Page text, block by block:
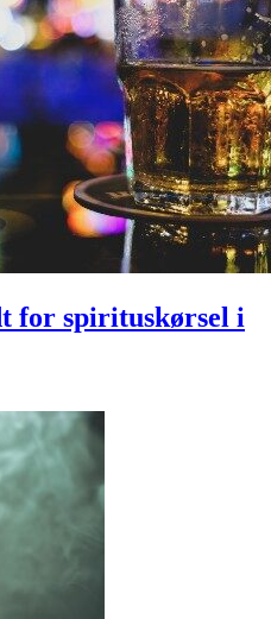
for spirituskørsel i